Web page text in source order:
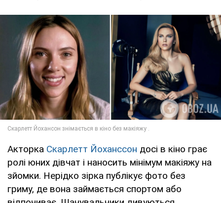
Акторка Скарлетт Йоханссон досі в кіно грає
ролі юних дівчат і наносить мінімум макіяжу на
зйомки. Нерідко зірка публікує фото без
гриму, де вона займається спортом або